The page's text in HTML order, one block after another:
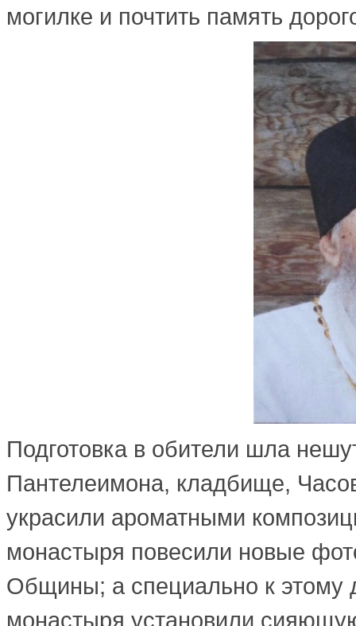
могилке и почтить память
Подготовка в обители шла
Пантелеимона, кладбище,
украсили ароматными
монастыря повесили новые
Общины; а специально к этому
монастыря установили